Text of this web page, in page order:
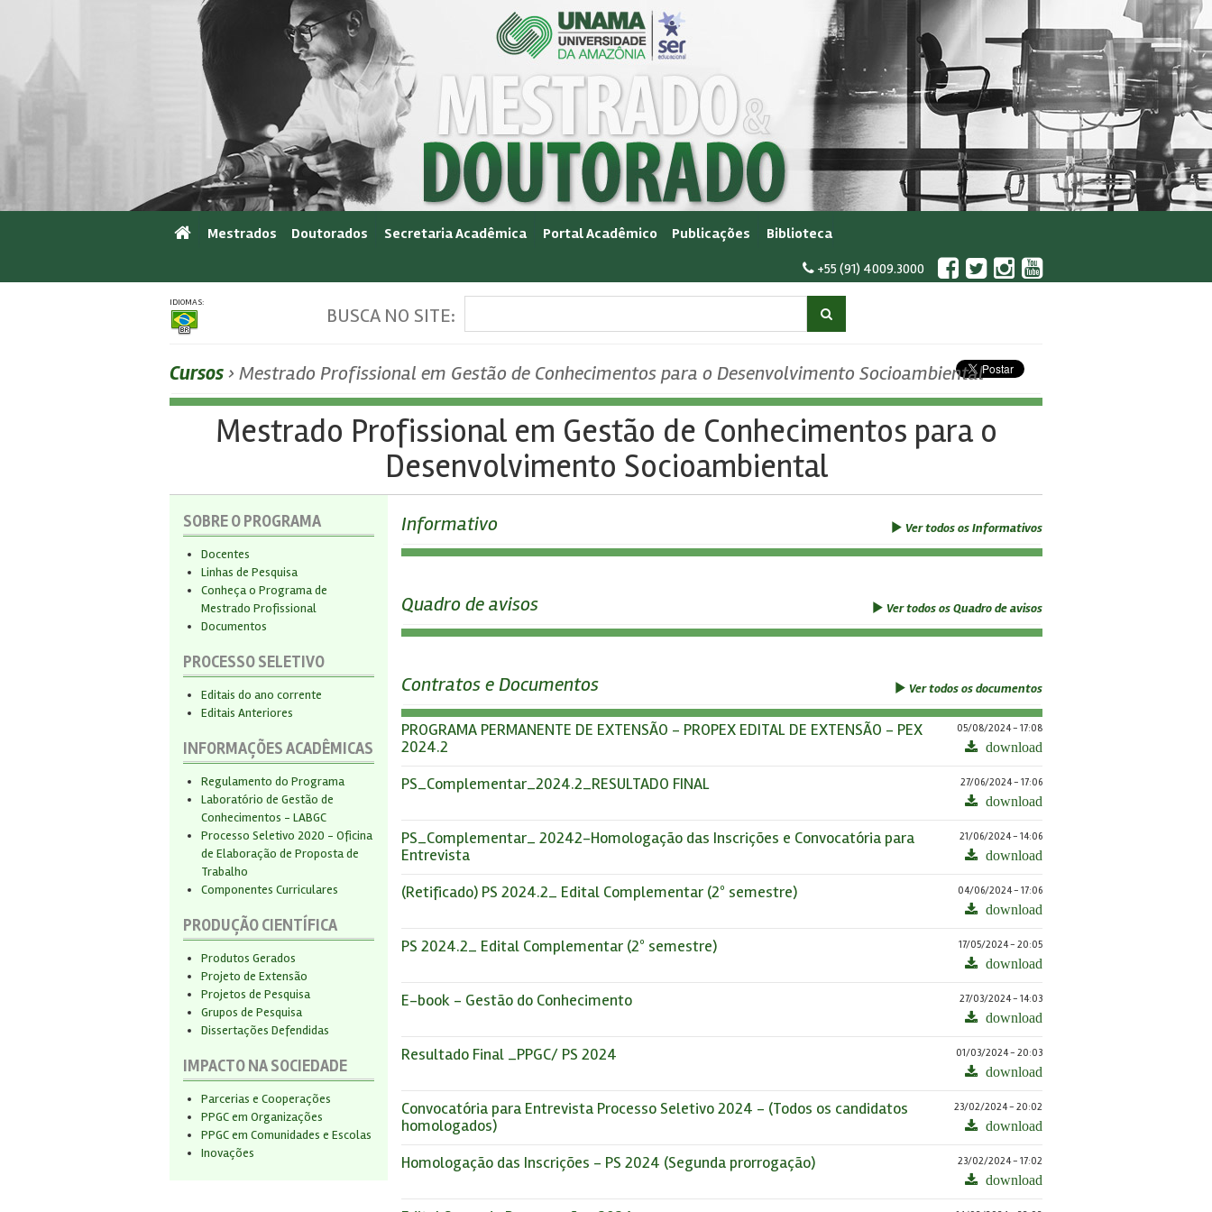
Mestrados Doutorados Secretaria Acadêmica Portal Acadêmico Publicações
Biblioteca
+55 (91) 4009.3000
BUSCA NO SITE:
IDIOMAS:
Cursos› Mestrado Profissional em Gestão de Conhecimentos para o Desenvolvimento Socioambiental
Mestrado Profissional em Gestão de Conhecimentos para o
Desenvolvimento Socioambiental
SOBRE O PROGRAMA
Docentes
Linhas de Pesquisa
Conheça o Programa de
Mestrado Profissional
Documentos
PROCESSO SELETIVO
Editais do ano corrente
Editais Anteriores
INFORMAÇÕES ACADÊMICAS
Regulamento do Programa
Laboratório de Gestão de
Conhecimentos - LABGC
Processo Seletivo 2020 - Oficina
de Elaboração de Proposta de
Trabalho
Componentes Curriculares
PRODUÇÃO CIENTÍFICA
Produtos Gerados
Projeto de Extensão
Projetos de Pesquisa
Grupos de Pesquisa
Dissertações Defendidas
IMPACTO NA SOCIEDADE
Parcerias e Cooperações
PPGC em Organizações
PPGC em Comunidades e Escolas
Inovações
Informativo Ver todos os Informativos
Quadro de avisos Ver todos os Quadro de avisos
Contratos e Documentos Ver todos os documentos
05/08/2024 - 17:08
download
PROGRAMA PERMANENTE DE EXTENSÃO - PROPEX EDITAL DE EXTENSÃO - PEX
2024.2
27/06/2024 - 17:06
download
PS_Complementar_2024.2_RESULTADO FINAL
21/06/2024 - 14:06
download
PS_Complementar_ 20242-Homologação das Inscrições e Convocatória para
Entrevista
04/06/2024 - 17:06
download
(Retificado) PS 2024.2_ Edital Complementar (2º semestre)
17/05/2024 - 20:05
download
PS 2024.2_ Edital Complementar (2º semestre)
27/03/2024 - 14:03
download
E-book - Gestão do Conhecimento
01/03/2024 - 20:03
download
Resultado Final _PPGC/ PS 2024
23/02/2024 - 20:02
download
Convocatória para Entrevista Processo Seletivo 2024 - (Todos os candidatos
homologados)
23/02/2024 - 17:02
download
Homologação das Inscrições - PS 2024 (Segunda prorrogação)